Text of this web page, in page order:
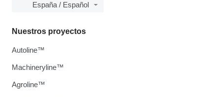
España / Español
Nuestros proyectos
Autoline™
Machineryline™
Agroline™